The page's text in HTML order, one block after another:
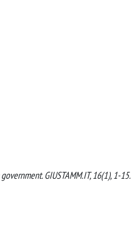
GIUSTAMM.IT, 16(1), 1-15.